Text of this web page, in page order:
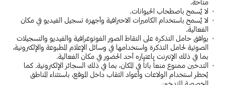
متاحة.
لا يُسمح باصطحاب الحيوانات.
لا يُسمح باستخدام الكاميرات الاحترافية وأجهزة تسجيل الفيديو في مكان
الفعالية.
يوافق حامل التذكرة على التقاط الصور الفوتوغرافية والفيديو والتسجيلات
الصوتية لحامل التذكرة واستخدامها في وسائل الإعلام المطبوعة والإلكترونية،
بما في ذلك الإنترنت باعتباره أحد الحضور في مكان الفعالية.
التدخين ممنوع منعاً باتاً في المكان، بما في ذلك السجائر الإلكترونية. كما
يُحظر استخدام الولاعات وأعواد الثقاب داخل الموقع، باستثناء المناطق
المخصصة للتدخين.